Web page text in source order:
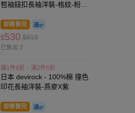
苞袖鈕扣長袖洋裝-格紋-粉X
即將售完
$530 $918
已售出 2
滿1件6折，滿2件5折
日本 devirock - 100%棉 撞色
印花長袖洋裝-燕麥X紫
即將售完